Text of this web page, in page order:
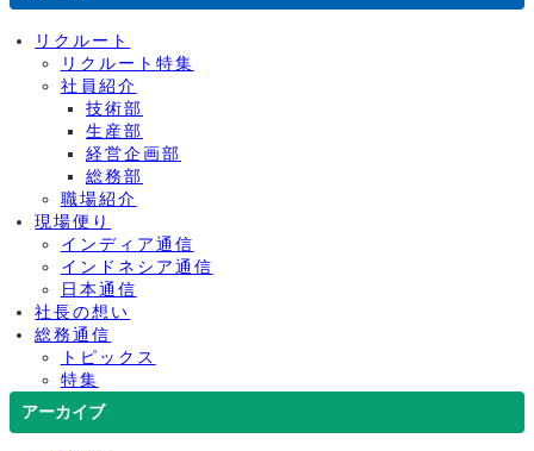
リクルート
リクルート特集
社員紹介
技術部
生産部
経営企画部
総務部
職場紹介
現場便り
インディア通信
インドネシア通信
日本通信
社長の想い
総務通信
トピックス
特集
アーカイブ